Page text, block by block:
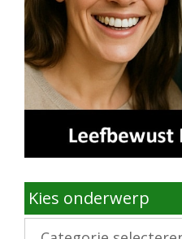
Kies onderwerp
Kies